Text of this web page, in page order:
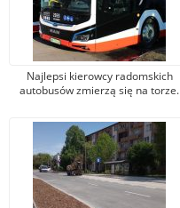
Najlepsi kierowcy radomskich
autobusów zmierzą się na torze.
Autodromie Jastrząb jutro, 9 maja!